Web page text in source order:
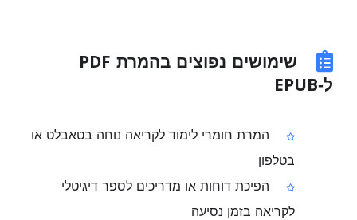
שימושים נפוצים בהמרת PDF
ל‑EPUB
המרת חומרי לימוד לקריאה נוחה בטאבלט או
בטלפון
הפיכת דוחות או מדריכים לספר דיגיטלי
לקריאה בזמן נסיעה